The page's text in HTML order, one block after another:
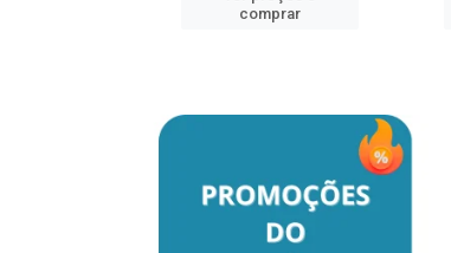
comprar